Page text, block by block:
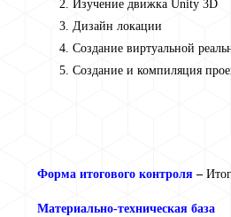
Изучение движка Unity 3D
Дизайн локации
Создание виртуальной
Создание и компиляция
Форма итогового контроля –
Материально-техническая база